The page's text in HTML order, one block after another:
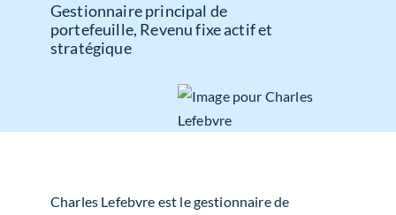
Gestionnaire principal de
portefeuille, Revenu fixe actif et
stratégique
Charles Lefebvre est le gestionnaire de